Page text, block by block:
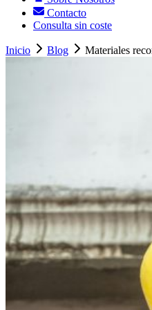
Contacto
Consulta sin coste
Inicio Blog Materiales